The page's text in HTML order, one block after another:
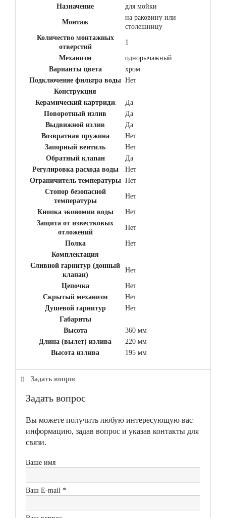
Назначение
для мойки
Монтаж
на раковину или
столешницу
Количество монтажных
отверстий
1
Механизм
однорычажный
Варианты цвета
хром
Подключение фильтра воды Нет
Конструкция
Керамический картридж
Да
Поворотный излив
Да
Выдвижной излив
Да
Возвратная пружина
Нет
Запорный вентиль
Нет
Обратный клапан
Да
Регулировка расхода воды
Нет
Ограничитель температуры Нет
Стопор безопасной
температуры
Нет
Кнопка экономии воды
Нет
Защита от известковых
отложений
Нет
Полка
Нет
Комплектация
Сливной гарнитур (донный
клапан)
Нет
Цепочка
Нет
Скрытый механизм
Нет
Душевой гарнитур
Нет
Габариты
Высота
360 мм
Длина (вылет) излива
220 мм
Высота излива
195 мм
Задать вопрос
Задать вопрос
Вы можете получить любую интересующую вас
информацию, задав вопрос и указав контакты для
связи.
Ваше имя
Ваш E-mail *